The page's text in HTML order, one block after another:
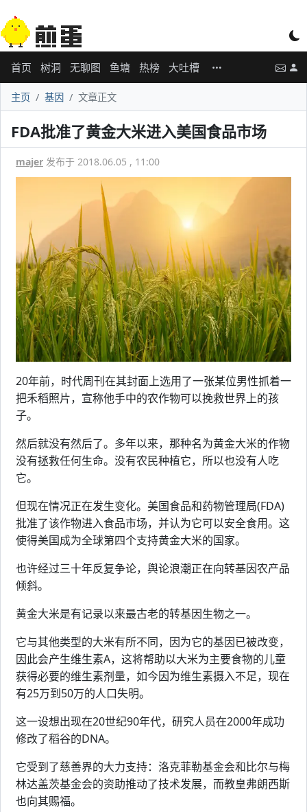
首页 树洞 无聊图 鱼塘 热榜 大吐槽
主页 基因 文章正文
FDA批准了黄金大米进入美国食品市场
majer 发布于 2018.06.05 , 11:00
20年前，时代周刊在其封面上选用了一张某位男性抓着一
把禾稻照片，宣称他手中的农作物可以挽救世界上的孩
子。
然后就没有然后了。多年以来，那种名为黄金大米的作物
没有拯救任何生命。没有农民种植它，所以也没有人吃
它。
但现在情况正在发生变化。美国食品和药物管理局(FDA)
批准了该作物进入食品市场，并认为它可以安全食用。这
使得美国成为全球第四个支持黄金大米的国家。
也许经过三十年反复争论，舆论浪潮正在向转基因农产品
倾斜。
黄金大米是有记录以来最古老的转基因生物之一。
它与其他类型的大米有所不同，因为它的基因已被改变，
因此会产生维生素A，这将帮助以大米为主要食物的儿童
获得必要的维生素剂量，如今因为维生素摄入不足，现在
有25万到50万的人口失明。
这一设想出现在20世纪90年代，研究人员在2000年成功
修改了稻谷的DNA。
它受到了慈善界的大力支持：洛克菲勒基金会和比尔与梅
林达盖茨基金会的资助推动了技术发展，而教皇弗朗西斯
也向其赐福。